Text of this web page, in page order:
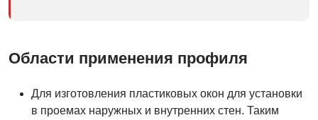
Области применения профиля
Для изготовления пластиковых окон для установки
в проемах наружных и внутренних стен. Таким